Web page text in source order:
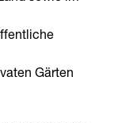
Gärten